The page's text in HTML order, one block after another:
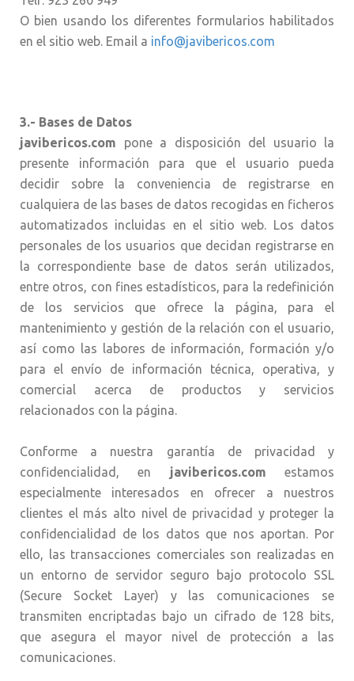
O bien usando los diferentes formularios habilitados
en el sitio web. Email a info@javibericos.com
3.- Bases de Datos
javibericos.com pone a disposición del usuario la
presente información para que el usuario pueda
decidir sobre la conveniencia de registrarse en
cualquiera de las bases de datos recogidas en ficheros
automatizados incluidas en el sitio web. Los datos
personales de los usuarios que decidan registrarse en
la correspondiente base de datos serán utilizados,
entre otros, con fines estadísticos, para la redefinición
de los servicios que ofrece la página, para el
mantenimiento y gestión de la relación con el usuario,
así como las labores de información, formación y/o
para el envío de información técnica, operativa, y
comercial acerca de productos y servicios
relacionados con la página.
Conforme a nuestra garantía de privacidad y
confidencialidad, en javibericos.comestamos
especialmente interesados en ofrecer a nuestros
clientes el más alto nivel de privacidad y proteger la
confidencialidad de los datos que nos aportan. Por
ello, las transacciones comerciales son realizadas en
un entorno de servidor seguro bajo protocolo SSL
(Secure Socket Layer) y las comunicaciones se
transmiten encriptadas bajo un cifrado de 128 bits,
que asegura el mayor nivel de protección a las
comunicaciones.